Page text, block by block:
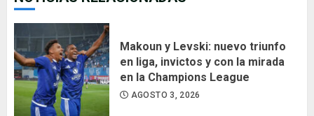
Makoun y Levski: nuevo triunfo
en liga, invictos y con la mirada
en la Champions League
AGOSTO 3, 2026